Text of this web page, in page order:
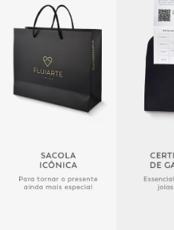
-
-
Garantia de
Fabricação
Material
Público